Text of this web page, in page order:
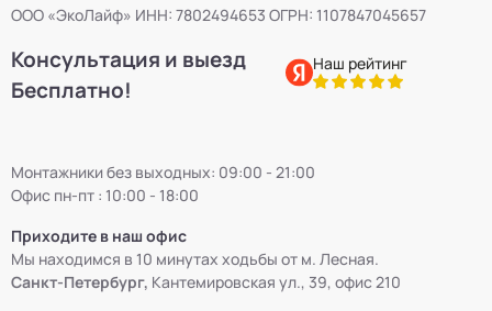
Септики БиоПурит 5
Септики БиоДевaйс 39
Септики Топас-С 34
Септики Оптима
ООО «ЭкоЛайф» ИНН: 7802494653 ОГРН: 1107847045657
Консультация и выезд
Бесплатно!
Наш рейтинг
Монтажники без выходных: 09:00 - 21:00
Офис пн-пт : 10:00 - 18:00
Приходите в наш офис
Мы находимся в 10 минутах ходьбы от м. Лесная.
Санкт-Петербург, Кантемировская ул., 39, офис 210